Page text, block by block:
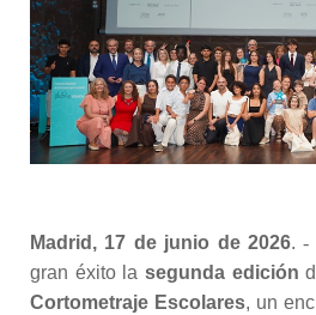
Madrid, 17 de junio de 2026.-
gran éxito la segunda edición
Cortometraje Escolares, un